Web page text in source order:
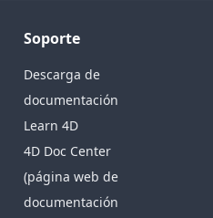
Soporte
Descarga de
documentación
Learn 4D
4D Doc Center
(página web de
documentación